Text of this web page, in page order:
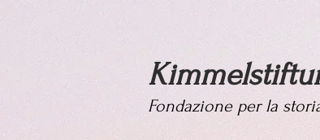
Fondazione per la